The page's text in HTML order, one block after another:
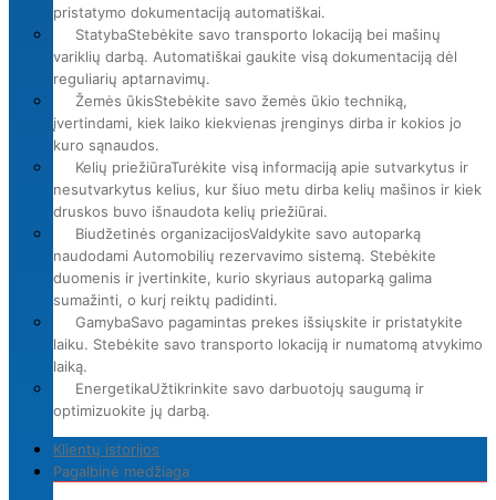
pristatymo dokumentaciją automatiškai.
StatybaStebėkite savo transporto lokaciją bei mašinų
variklių darbą. Automatiškai gaukite visą dokumentaciją dėl
reguliarių aptarnavimų.
Žemės ūkisStebėkite savo žemės ūkio techniką,
įvertindami, kiek laiko kiekvienas įrenginys dirba ir kokios jo
kuro sąnaudos.
Kelių priežiūraTurėkite visą informaciją apie sutvarkytus ir
nesutvarkytus kelius, kur šiuo metu dirba kelių mašinos ir kiek
druskos buvo išnaudota kelių priežiūrai.
Biudžetinės organizacijosValdykite savo autoparką
naudodami Automobilių rezervavimo sistemą. Stebėkite
duomenis ir įvertinkite, kurio skyriaus autoparką galima
sumažinti, o kurį reiktų padidinti.
GamybaSavo pagamintas prekes išsiųskite ir pristatykite
laiku. Stebėkite savo transporto lokaciją ir numatomą atvykimo
laiką.
EnergetikaUžtikrinkite savo darbuotojų saugumą ir
optimizuokite jų darbą.
Klientų istorijos
Pagalbinė medžiaga